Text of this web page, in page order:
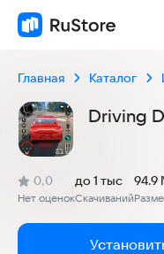
Главная Каталог
Driving
Рейтинг:
0,0
(
Нет оценок
)
Скачиваний
до 1 тыс 94.9